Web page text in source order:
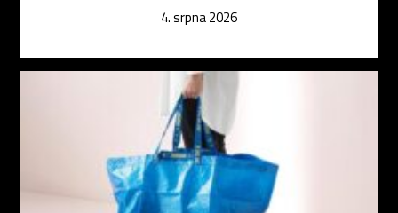
4. srpna 2026